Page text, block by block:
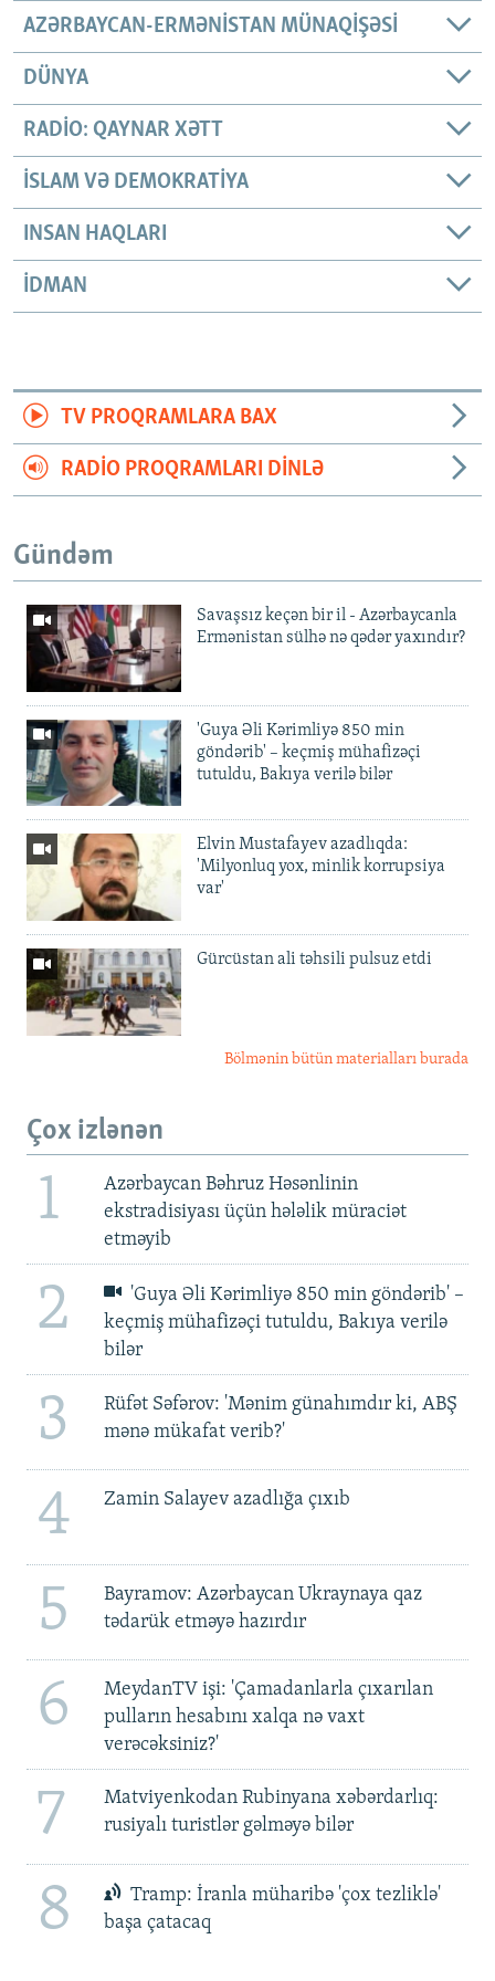
AZƏRBAYCAN-ERMƏNISTAN MÜNAQIŞƏSI
DÜNYA
RADIO: QAYNAR XƏTT
İSLAM VƏ DEMOKRATIYA
INSAN HAQLARI
İDMAN
TV PROQRAMLARA BAX
RADIO PROQRAMLARI DINLƏ
Gündəm
Savaşsız keçən bir il - Azərbaycanla
Ermənistan sülhə nə qədər yaxındır?
'Guya Əli Kərimliyə 850 min
göndərib' – keçmiş mühafizəçi
tutuldu, Bakıya verilə bilər
Elvin Mustafayev azadlıqda:
'Milyonluq yox, minlik korrupsiya
var'
Gürcüstan ali təhsili pulsuz etdi
Bölmənin bütün materialları burada
Çox izlənən
1
Azərbaycan Bəhruz Həsənlinin
ekstradisiyası üçün hələlik müraciət
etməyib
2
'Guya Əli Kərimliyə 850 min göndərib' –
keçmiş mühafizəçi tutuldu, Bakıya verilə
bilər
3
Rüfət Səfərov: 'Mənim günahımdır ki, ABŞ
mənə mükafat verib?'
4 Zamin Salayev azadlığa çıxıb
5
Bayramov: Azərbaycan Ukraynaya qaz
tədarük etməyə hazırdır
6
MeydanTV işi: 'Çamadanlarla çıxarılan
pulların hesabını xalqa nə vaxt
verəcəksiniz?'
7
Matviyenkodan Rubinyana xəbərdarlıq:
rusiyalı turistlər gəlməyə bilər
8
Tramp: İranla müharibə 'çox tezliklə'
başa çatacaq